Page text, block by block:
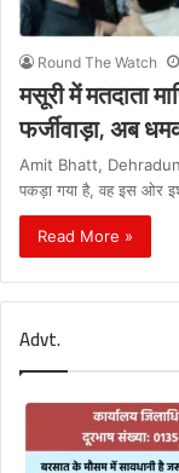
Round The Watch
मसूरी में मतदाता
फर्जीवाड़ा, अब
Amit Bhatt, Dehradun:
पकड़ा गया है, वह इस ओर
Read More »
Advt.